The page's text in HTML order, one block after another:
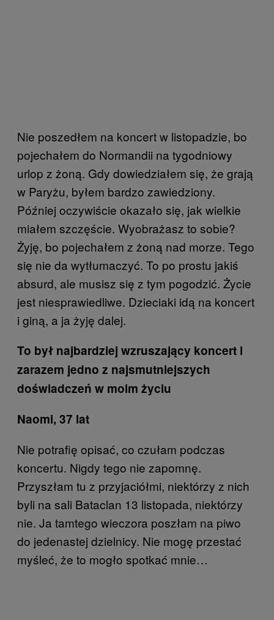
Nie poszedłem na koncert w listopadzie, bo
pojechałem do Normandii na tygodniowy
urlop z żoną. Gdy dowiedziałem się, że grają
w Paryżu, byłem bardzo zawiedziony.
Później oczywiście okazało się, jak wielkie
miałem szczęście. Wyobrażasz to sobie?
Żyję, bo pojechałem z żoną nad morze. Tego
się nie da wytłumaczyć. To po prostu jakiś
absurd, ale musisz się z tym pogodzić. Życie
jest niesprawiedliwe. Dzieciaki idą na koncert
i giną, a ja żyję dalej.
To był najbardziej wzruszający koncert i
zarazem jedno z najsmutniejszych
doświadczeń w moim życiu
Naomi, 37 lat
Nie potrafię opisać, co czułam podczas
koncertu. Nigdy tego nie zapomnę.
Przyszłam tu z przyjaciółmi, niektórzy z nich
byli na sali Bataclan 13 listopada, niektórzy
nie. Ja tamtego wieczora poszłam na piwo
do jedenastej dzielnicy. Nie mogę przestać
myśleć, że to mogło spotkać mnie…